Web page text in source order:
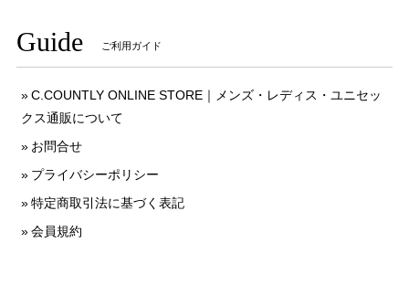
Guide ご利用ガイド
C.COUNTLY ONLINE STORE｜メンズ・レディス・ユニセッ
クス通販について
お問合せ
プライバシーポリシー
特定商取引法に基づく表記
会員規約